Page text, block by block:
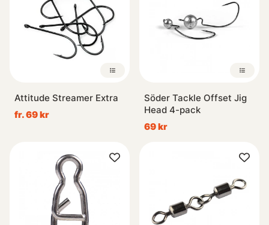
Attitude Streamer Extra
fr. 69 kr
Söder Tackle Offset Jig
Head 4-pack
69 kr